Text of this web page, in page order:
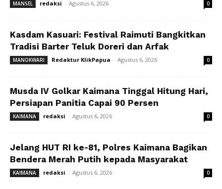
MANSEL redaksi - Agustus 6, 2026 0
Kasdam Kasuari: Festival Raimuti Bangkitkan
Tradisi Barter Teluk Doreri dan Arfak
MANOKWARI Redaktur KlikPapua - Agustus 6, 2026 0
Musda IV Golkar Kaimana Tinggal Hitung Hari,
Persiapan Panitia Capai 90 Persen
KAIMANA redaksi - Agustus 6, 2026 0
Jelang HUT RI ke-81, Polres Kaimana Bagikan
Bendera Merah Putih kepada Masyarakat
KAIMANA redaksi - Agustus 6, 2026 0